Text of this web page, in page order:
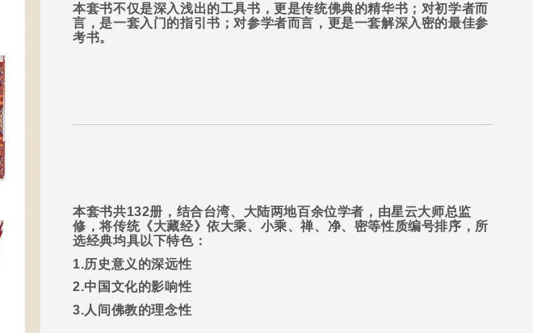
本套书不仅是深入浅出的工具书，更是传统佛典的精华书；对初学者而
言，是一套入门的指引书；对参学者而言，更是一套解深入密的最佳参
考书。
本套书共132册，结合台湾、大陆两地百余位学者，由星云大师总监
修，将传统《大藏经》依大乘、小乘、禅、净、密等性质编号排序，所
选经典均具以下特色：
1.历史意义的深远性
2.中国文化的影响性
3.人间佛教的理念性